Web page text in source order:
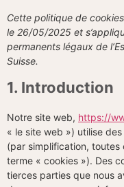
Cette politique de
le 26/05/2025 et
permanents légaux de
Suisse.
1. Introduction
Notre site web, https://
« le site web ») utilise
(par simplification, toutes
terme « cookies »). Des
tierces parties que nous